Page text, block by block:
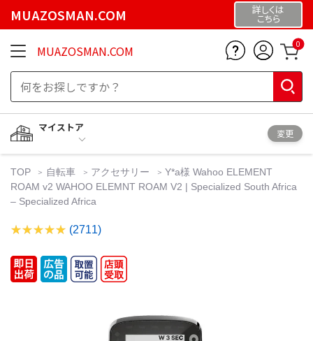
MUAZOSMAN.COM 詳しくは
こちら
MUAZOSMAN.COM 0
マイストア
変更
TOP 自転車 アクセサリー
Y*a様 Wahoo ELEMENT
ROAM v2 WAHOO ELEMNT ROAM V2 | Specialized South Africa
– Specialized Africa
(2711)